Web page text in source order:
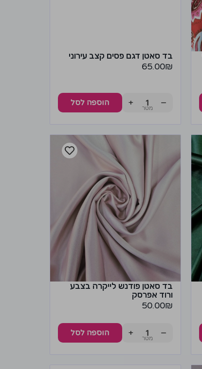
בד סאטן דגם פסים קצב עירוני
65.00₪
−
+ הוספה לסל
בד סאטן פודנש לייקרה בצבע
ורוד אפרסק
50.00₪
−
+ הוספה לסל